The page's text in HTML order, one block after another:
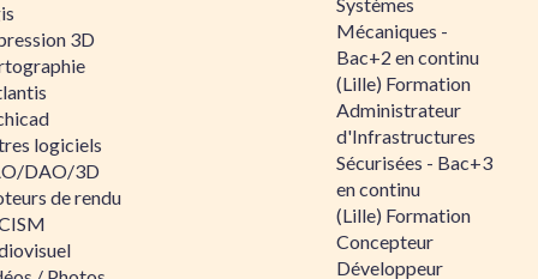
3D
logiciels
DAO/3D
de rendu
Mécaniques -
Bac+2 en continu
(Lille) Formation
Administrateur
d'Infrastructures
Sécurisées - Bac+3
en continu
(Lille) Formation
Concepteur
Développeur